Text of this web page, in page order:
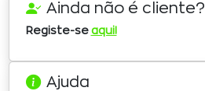
Ainda não é cliente?
Registe-se aqui!
Ajuda